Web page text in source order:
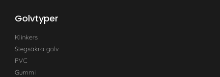
Golvtyper
Klinkers
Stegsäkra golv
PVC
Gummi